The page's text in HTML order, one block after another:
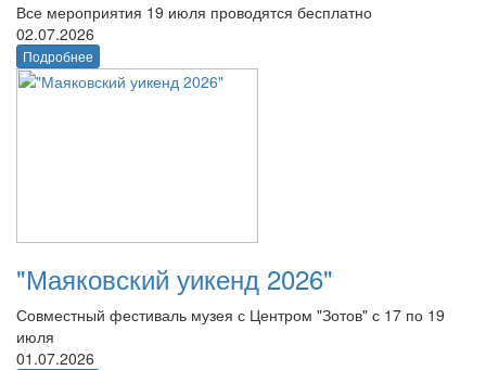
Все мероприятия 19 июля проводятся бесплатно
02.07.2026
Подробнее
"Маяковский уикенд 2026"
Совместный фестиваль музея с Центром "Зотов" с 17 по 19
июля
01.07.2026